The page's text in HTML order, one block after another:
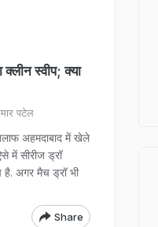
स्वीप; क्या
पटेल
अहमदाबाद में खेले
में सीरीज ड्रॉ
है. अगर मैच ड्रॉ भी
Share